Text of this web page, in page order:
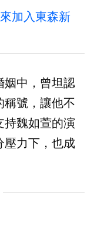
加入東森新
姻中，曾坦認
稱號，讓他不
持魏如萱的演
壓力下，也成